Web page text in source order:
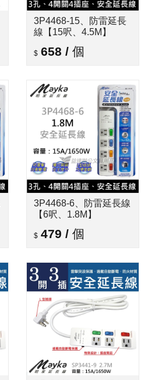
3P4468-15、防雷延長
線【15呎、4.5M】
658 / 個
3P4468-6、防雷延長線
【6呎、1.8M】
479 / 個